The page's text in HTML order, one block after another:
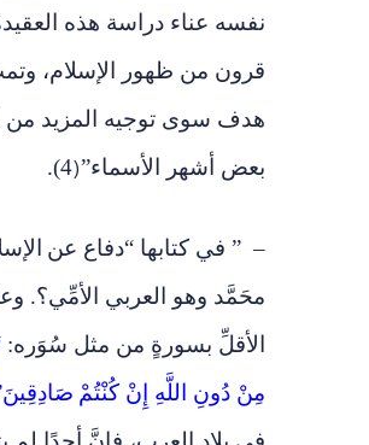
نفسه عناء دراسة هذه
قرون من ظهور الإسلام،
هدف سوى توجيه المزيد من
بعض أشهر الأسماء”)
4).
– ” في كتابها “دفاع عن
محَمَّد وهو العربي الأمِّي؟.
الأقلِّ بسورةٍ من مثل سُوَره:
مِنْ دُونِ اللَّهِ إِنْ كُنْتُمْ